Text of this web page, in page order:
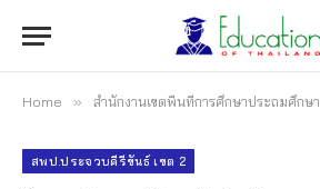
Home » สำนักงานเขตพื้นที่การศึกษาประถมศึกษา
สพป.ประจวบคีรีขันธ์ เขต 2